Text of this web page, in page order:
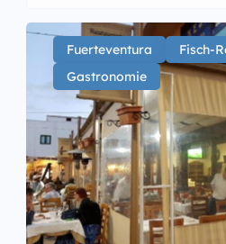
Fuerteventura
Fisch-
Gastronomie